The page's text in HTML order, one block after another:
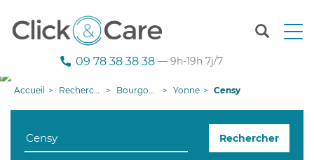
T
n
09 78 38 38 38 — 9h-19h 7j/7
Accueil Recherche aide à domicile Bourgogne-Franche-Comté Yonne Censy
Rechercher